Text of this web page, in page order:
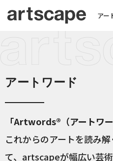
アー
アートワード
「Artwords®（アートワ
これからのアートを読み
て、artscapeが幅広い芸